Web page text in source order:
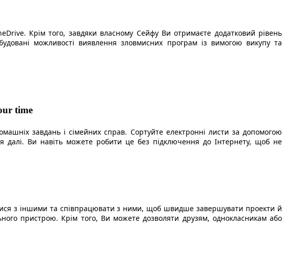
Крім того, завдяки власному Сейфу Ви отримаєте додатковий рівень
можливості виявлення зловмисних програм із вимогою викупу та
завдань і сімейних справ. Сортуйте електронні листи за допомогою
далі. Ви навіть можете робити це без підключення до Інтернету, щоб не
з іншими та співпрацювати з ними, щоб швидше завершувати проекти й
пристрою. Крім того, Ви можете дозволяти друзям, однокласникам або